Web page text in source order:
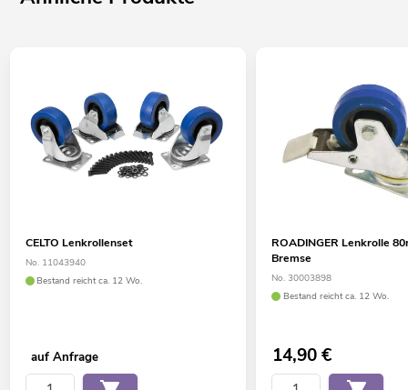
CELTO Lenkrollenset
No. 11043940
Bestand reicht ca. 12 Wo.
auf Anfrage
ROADINGER Lenkrolle
Bremse
No. 30003898
Bestand reicht ca. 12 Wo.
14,90€